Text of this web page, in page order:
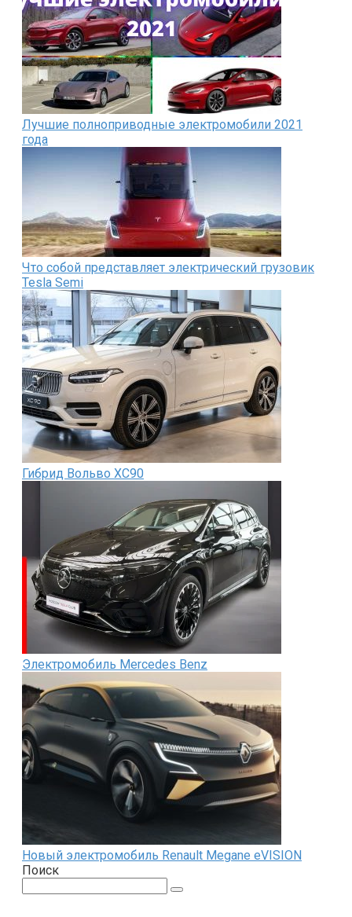
Лучшие полноприводные электромобили 2021
года
Что собой представляет электрический грузовик
Tesla Semi
Гибрид Вольво XC90
Электромобиль Mercedes Benz
Новый электромобиль Renault Megane eVISION
Поиск